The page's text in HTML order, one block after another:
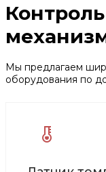
Мы предлагаем
оборудования по